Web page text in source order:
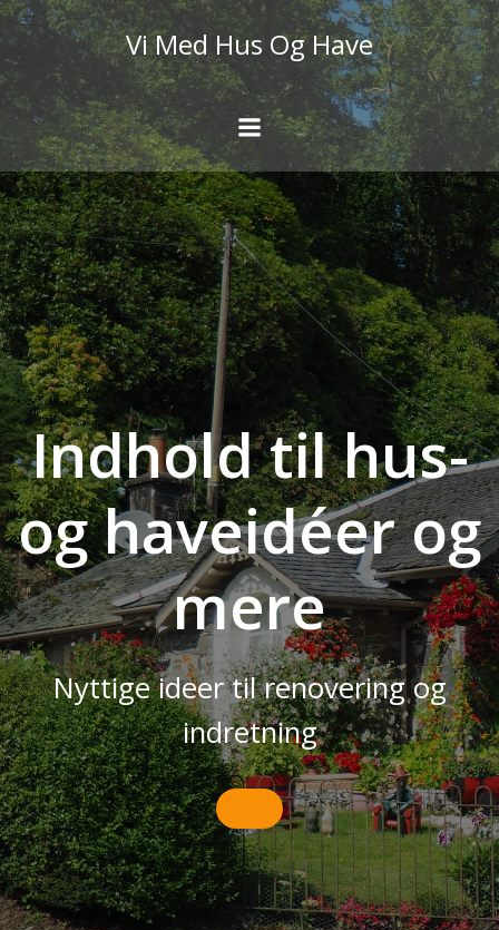
Videre
til
indhold
Vi Med Hus Og Have
Indhold til hus-
og haveidéer og
mere
Nyttige ideer til renovering og
indretning